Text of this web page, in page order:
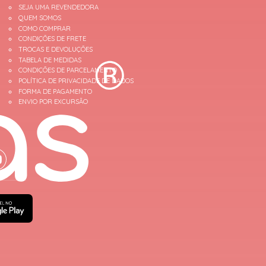
SEJA UMA REVENDEDORA
QUEM SOMOS
COMO COMPRAR
CONDIÇÕES DE FRETE
TROCAS E DEVOLUÇÕES
TABELA DE MEDIDAS
CONDIÇÕES DE PARCELAMENTO
POLÍTICA DE PRIVACIDADE DE DADOS
FORMA DE PAGAMENTO
ENVIO POR EXCURSÃO